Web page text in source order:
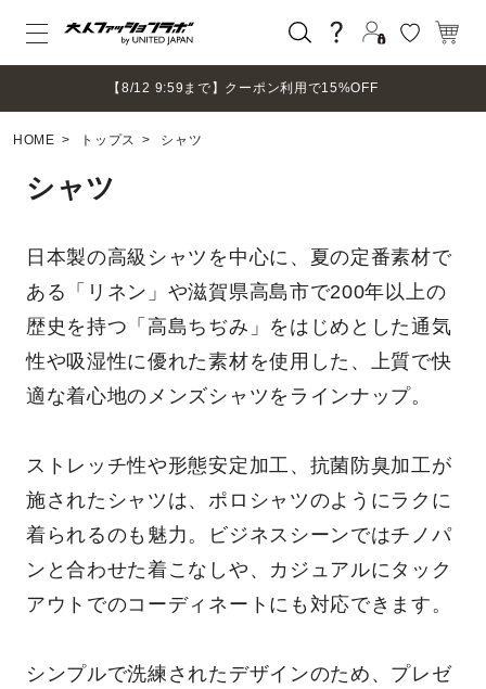
新規会員登録
【8/12 9:59まで】クーポン利用で15%OFF
HOME トップス シャツ
シャツ
日本製の高級シャツを中心に、夏の定番素材で
ある「リネン」や滋賀県高島市で200年以上の
歴史を持つ「高島ちぢみ」をはじめとした通気
性や吸湿性に優れた素材を使用した、上質で快
適な着心地のメンズシャツをラインナップ。
ストレッチ性や形態安定加工、抗菌防臭加工が
施されたシャツは、ポロシャツのようにラクに
着られるのも魅力。ビジネスシーンではチノパ
ンと合わせた着こなしや、カジュアルにタック
アウトでのコーディネートにも対応できます。
シンプルで洗練されたデザインのため、プレゼ
〜
指定なし
M
L
3L～
フリー
ブラック
グレー
ネイビー
ブルー
ベージュ